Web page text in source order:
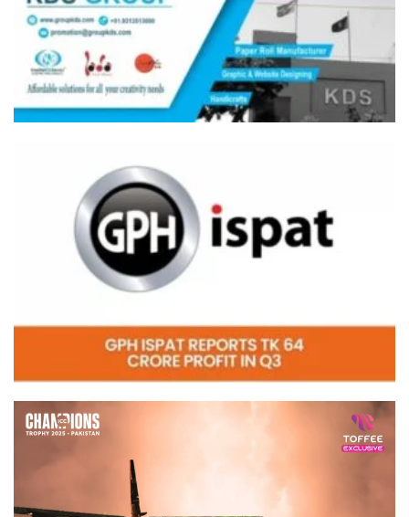
Video
Player